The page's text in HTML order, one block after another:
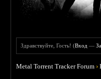
Здравствуйте, Гость! (Вход —
Metal Torrent Tracker Forum ›